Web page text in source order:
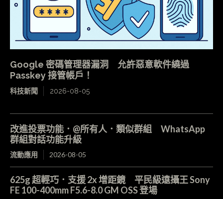
Google 密碼管理器漏洞 允許惡意軟件繞過
Passkey 接管帳戶！
科技新聞 2026-08-05
改進投票功能．@所有人．類似群組 WhatsApp
群組對話功能升級
流動應用 2026-08-05
625g 超輕巧．支援 2x 增距鏡 平民級遠攝王 Sony
FE 100-400mm F5.6-8.0 GM OSS 登場